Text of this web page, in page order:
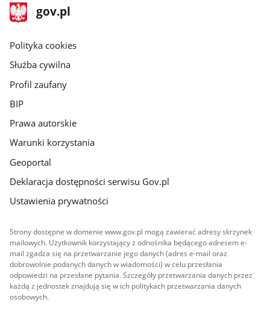
stopka
gov.pl
Strona
gov.pl
gov.pl
Polityka cookies
Służba cywilna
Profil zaufany
BIP
Prawa autorskie
Warunki korzystania
Geoportal
Deklaracja dostępności serwisu Gov.pl
Ustawienia prywatności
Strony dostępne w domenie www.gov.pl mogą zawierać adresy skrzynek
mailowych. Użytkownik korzystający z odnośnika będącego adresem e-
mail zgadza się na przetwarzanie jego danych (adres e-mail oraz
dobrowolnie podanych danych w wiadomości) w celu przesłania
odpowiedzi na przesłane pytania. Szczegóły przetwarzania danych przez
każdą z jednostek znajdują się w ich politykach przetwarzania danych
osobowych.